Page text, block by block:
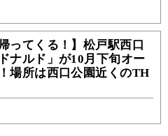
ってくる！】松戸駅西口
ナルド」が10月下旬オー
場所は西口公園近くのTH